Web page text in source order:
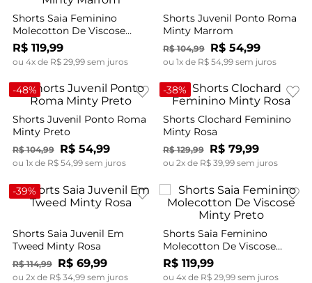
Shorts Saia Feminino
Molecotton De Viscose
Minty Marrom
R$ 119,99
ou 4x de R$ 29, 99sem juros
Shorts Juvenil Ponto Roma
Minty Marrom
R$ 104,99 R$ 54,99
ou 1x de R$ 54, 99sem juros
-48%
Shorts Juvenil Ponto Roma
Minty Preto
R$ 104,99 R$ 54,99
ou 1x de R$ 54,99sem juros
-38%
Shorts Clochard Feminino
Minty Rosa
R$ 129,99 R$ 79,99
ou 2x de R$ 39,99sem juros
-39%
Shorts Saia Juvenil Em
Tweed Minty Rosa
R$ 114,99 R$ 69,99
ou 2x de R$ 34, 99sem juros
Shorts Saia Feminino
Molecotton De Viscose
Minty Preto
R$ 119,99
ou 4x de R$ 29, 99sem juros